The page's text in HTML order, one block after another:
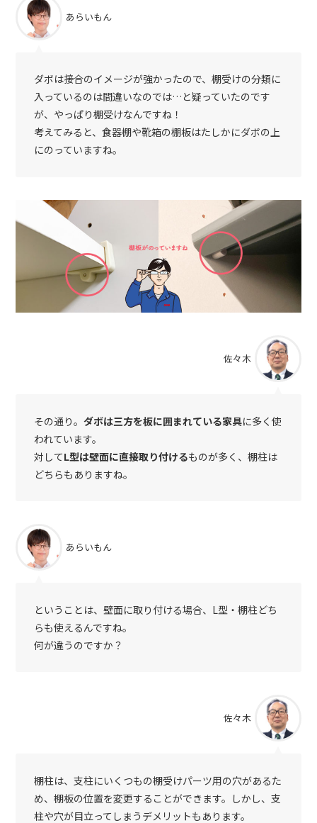
あらいもん
ダボは接合のイメージが強かったので、棚受けの分類に
入っているのは間違いなのでは…と疑っていたのです
が、やっぱり棚受けなんですね！
考えてみると、食器棚や靴箱の棚板はたしかにダボの上
にのっていますね。
佐々木
その通り。 ダボは三方を板に囲まれている家具に多く使
われています。
対してL型は壁面に直接取り付けるものが多く、棚柱は
どちらもありますね。
あらいもん
ということは、壁面に取り付ける場合、L型・棚柱どち
らも使えるんですね。
何が違うのですか？
佐々木
棚柱は、支柱にいくつもの棚受けパーツ用の穴があるた
め、棚板の位置を変更することができます。しかし、支
柱や穴が目立ってしまうデメリットもあります。